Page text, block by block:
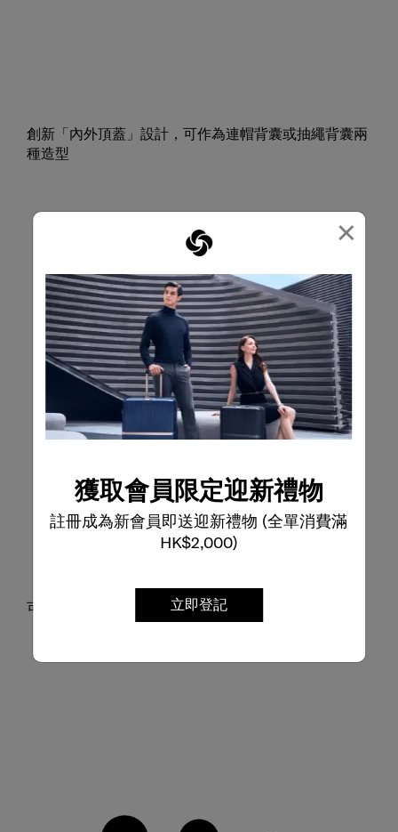
×
獲取會員限定迎新禮物
註冊成為新會員即送迎新禮物 (全單消費滿
HK$2,000)
立即登記
創新「內外頂蓋」設計，可作為連帽背囊或抽繩背囊兩
種造型
可拆式肩帶，靈活轉換為背囊或斜揹袋